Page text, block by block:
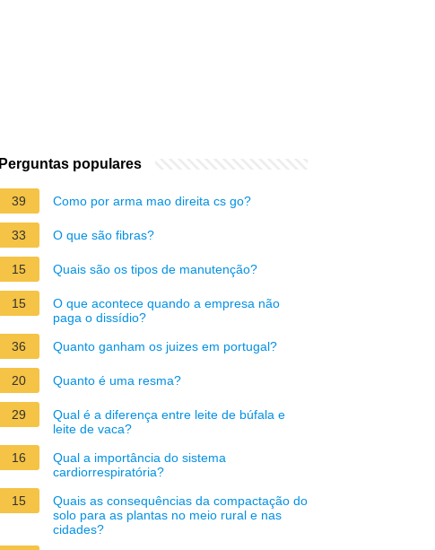
Perguntas populares
39 Como por arma mao direita cs go?
33 O que são fibras?
15 Quais são os tipos de manutenção?
15
O que acontece quando a empresa não
paga o dissídio?
36
Quanto ganham os juizes em portugal?
20 Quanto é uma resma?
29
Qual é a diferença entre leite de búfala e
leite de vaca?
16
Qual a importância do sistema
cardiorrespiratória?
15
Quais as consequências da compactação do
solo para as plantas no meio rural e nas
cidades?